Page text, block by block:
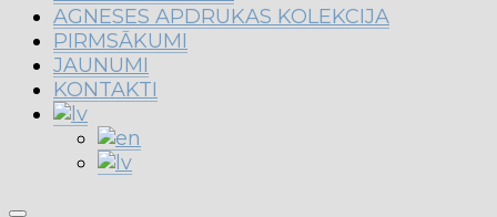
AGNESES APDRUKAS KOLEKCIJA
PIRMSĀKUMI
JAUNUMI
KONTAKTI